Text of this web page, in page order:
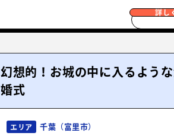
詳し
想的！お城の中に入るよう
式
エリア 千葉（富里市）